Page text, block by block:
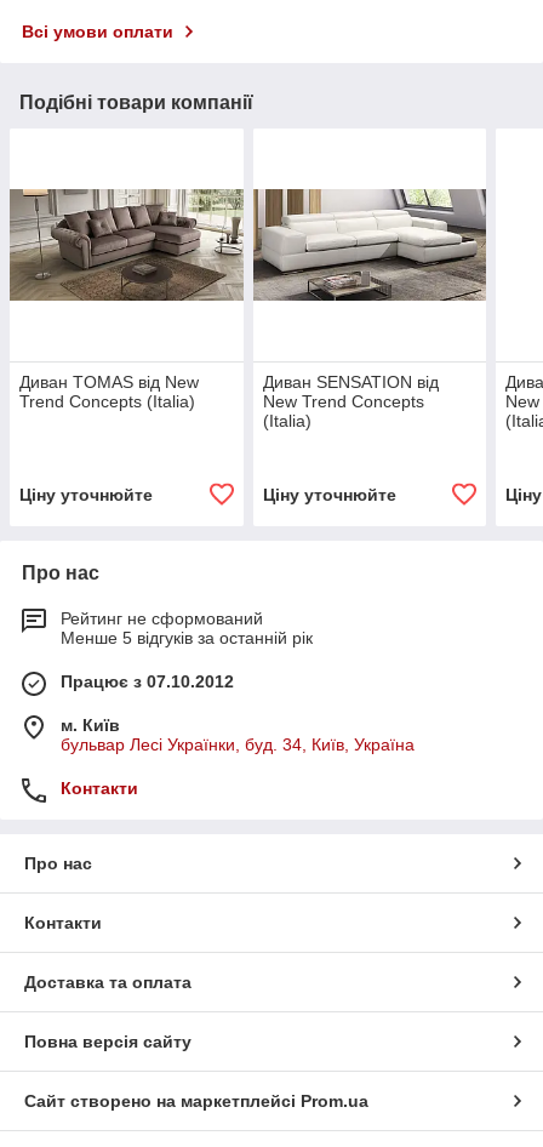
Всі умови оплати
Подібні товари компанії
Диван TOMAS від New
Trend Concepts (Italia)
Ціну уточнюйте
Диван SENSATION від
New Trend Concepts
(Italia)
Ціну уточнюйте
Про нас
Рейтинг не сформований
Менше 5 відгуків за останній рік
Працює з 07.10.2012
м. Київ
бульвар Лесі Українки, буд. 34, Київ, Україна
Контакти
Про нас
Контакти
Доставка та оплата
Повна версія сайту
Сайт створено на маркетплейсі Prom.ua